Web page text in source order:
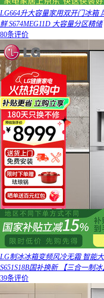
LG664升大容量家用双开门冰箱
鲜 S674MEG11D 大容量分区精储
80条评价
LG制冰冰箱变频风冷无霜 智能
S651S18B国补换新 【三合一制冰
39条评价